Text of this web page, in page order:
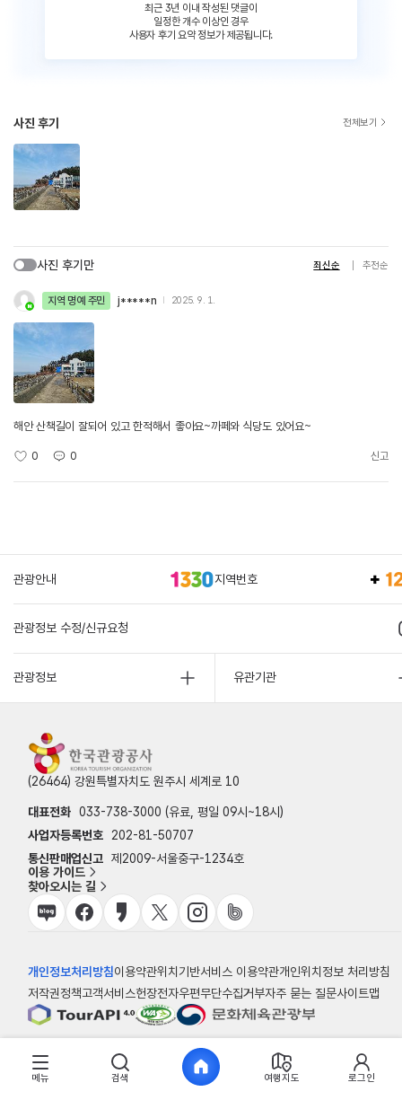
최근 3년 이내 작성된 댓글이
일정한 개수 이상인 경우
사용자 후기 요약 정보가 제공됩니다.
사진 후기 전체보기
사진 후기만 최신순 추천순
지역 명예 주민 j*****n 2025. 9. 1.
해안 산책길이 잘되어 있고 한적해서 좋아요~까페와 식당도 있어요~
0 0 신고
관광안내 지역번호
관광정보 수정/신규요청
관광정보 유관기관
(26464) 강원특별자치도 원주시 세계로 10
대표전화 033-738-3000 (유료, 평일 09시~18시)
사업자등록번호
202-81-50707
통신판매업신고 제2009-서울중구-1234호
이용 가이드
찾아오시는 길
개인정보처리방침이용약관위치기반서비스 이용약관개인위치정보 처리방침
저작권정책고객서비스헌장전자우편무단수집거부자주 묻는 질문사이트맵
© 한국관광공사
메뉴 검색 여행지도 로그인